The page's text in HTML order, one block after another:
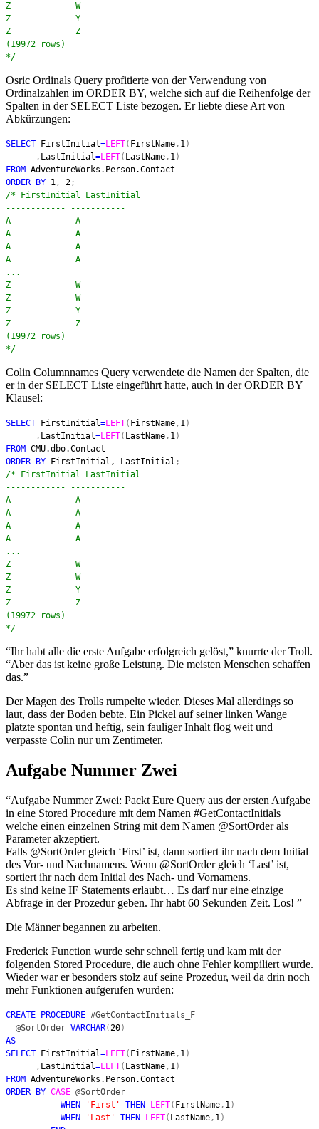
Z W
Z Y
Z Z
(19972 rows)
*/
Osric Ordinals Query profitierte von der Verwendung von
Ordinalzahlen im ORDER BY, welche sich auf die Reihenfolge der
Spalten in der SELECT Liste bezogen. Er liebte diese Art von
Abkürzungen:
SELECT FirstInitial=LEFT( FirstName, 1)
, LastInitial=LEFT( LastName, 1)
FROM AdventureWorks.Person.Contact
ORDER BY 1, 2;
/* FirstInitial LastInitial
------------ -----------
A A
A A
A A
A A
...
Z W
Z W
Z Y
Z Z
(19972 rows)
*/
Colin Columnnames Query verwendete die Namen der Spalten, die
er in der SELECT Liste eingeführt hatte, auch in der ORDER BY
Klausel:
SELECT FirstInitial=LEFT( FirstName, 1)
, LastInitial=LEFT( LastName, 1)
FROM CMU.dbo.Contact
ORDER BY
FirstInitial, LastInitial ;
/* FirstInitial LastInitial
------------ -----------
A A
A A
A A
A A
...
Z W
Z W
Z Y
Z Z
(19972 rows)
*/
“Ihr habt alle die erste Aufgabe erfolgreich gelöst,” knurrte der Troll.
“Aber das ist keine große Leistung. Die meisten Menschen schaffen
das.”
Der Magen des Trolls rumpelte wieder. Dieses Mal allerdings so
laut, dass der Boden bebte. Ein Pickel auf seiner linken Wange
platzte spontan und heftig, sein fauliger Inhalt flog weit und
verpasste Colin nur um Zentimeter.
Aufgabe Nummer Zwei
“Aufgabe Nummer Zwei: Packt Eure Query aus der ersten Aufgabe
in eine Stored Procedure mit dem Namen #GetContactInitials
welche einen einzelnen String mit dem Namen @SortOrder als
Parameter akzeptiert.
Falls @SortOrder gleich ‘First’ ist, dann sortiert ihr nach dem Initial
des Vor- und Nachnamens. Wenn @SortOrder gleich ‘Last’ ist,
sortiert ihr nach dem Initial des Nach- und Vornamens.
Es sind keine IF Statements erlaubt… Es darf nur eine einzige
Abfrage in der Prozedur geben. Ihr habt 60 Sekunden Zeit. Los! ”
Die Männer begannen zu arbeiten.
Frederick Function wurde sehr schnell fertig und kam mit der
folgenden Stored Procedure, die auch ohne Fehler kompiliert wurde.
Wieder war er besonders stolz auf seine Prozedur, weil da drin noch
mehr Funktionen aufgerufen wurden:
CREATE PROCEDURE #GetContactInitials_F
@SortOrder VARCHAR(20)
AS
SELECT
FirstInitial=LEFT( FirstName, 1)
, LastInitial=LEFT( LastName, 1)
FROM AdventureWorks.Person.Contact
ORDER BY CASE @SortOrder
WHEN
'First' THEN LEFT( FirstName, 1)
WHEN
'Last' THEN LEFT( LastName, 1)